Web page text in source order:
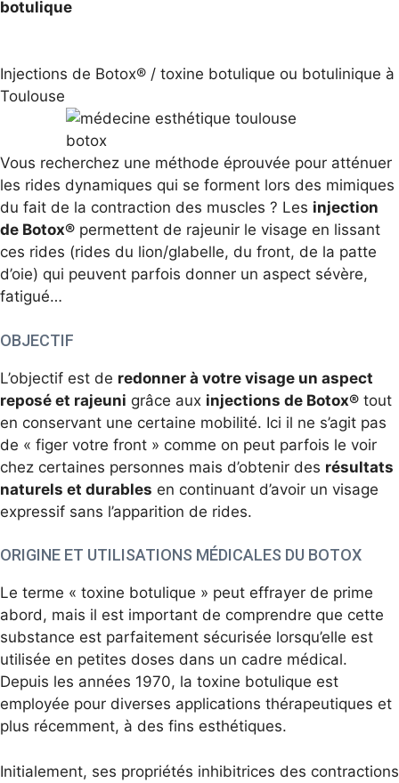
botulique
Injections de Botox® / toxine botulique ou botulinique à
Toulouse
Vous recherchez une méthode éprouvée pour atténuer
les rides dynamiques qui se forment lors des mimiques
du fait de la contraction des muscles ? Les injection
de Botox® permettent de rajeunir le visage en lissant
ces rides (rides du lion/glabelle, du front, de la patte
d’oie) qui peuvent parfois donner un aspect sévère,
fatigué…
OBJECTIF
L’objectif est de redonner à votre visage un aspect
reposé et rajeuni grâce aux injections de Botox® tout
en conservant une certaine mobilité. Ici il ne s’agit pas
de « figer votre front » comme on peut parfois le voir
chez certaines personnes mais d’obtenir des résultats
naturels et durables en continuant d’avoir un visage
expressif sans l’apparition de rides.
ORIGINE ET UTILISATIONS MÉDICALES DU BOTOX
Le terme « toxine botulique » peut effrayer de prime
abord, mais il est important de comprendre que cette
substance est parfaitement sécurisée lorsqu’elle est
utilisée en petites doses dans un cadre médical.
Depuis les années 1970, la toxine botulique est
employée pour diverses applications thérapeutiques et
plus récemment, à des fins esthétiques.
Initialement, ses propriétés inhibitrices des contractions